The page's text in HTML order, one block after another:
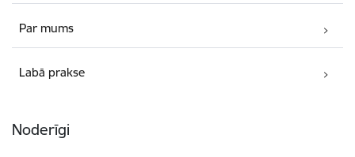
Par mums
Labā prakse
Noderīgi